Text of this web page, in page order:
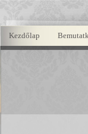
Kezdőlap